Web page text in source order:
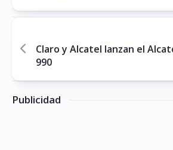
Claro y Alcatel lanzan el
990
Publicidad